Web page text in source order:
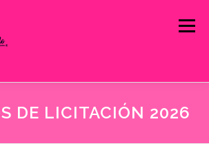
Menú
SOMOS
DE LICITACIÓN 2026